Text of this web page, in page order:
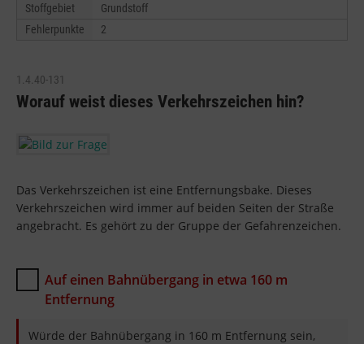
Stoffgebiet
Grundstoff
Fehlerpunkte
2
1.4.40-131
Worauf weist dieses Verkehrszeichen hin?
Das Verkehrszeichen ist eine Entfernungsbake. Dieses
Verkehrszeichen wird immer auf beiden Seiten der Straße
angebracht. Es gehört zu der Gruppe der Gefahrenzeichen.
Auf einen Bahnübergang in etwa 160 m
Entfernung
Würde der Bahnübergang in 160 m Entfernung sein,